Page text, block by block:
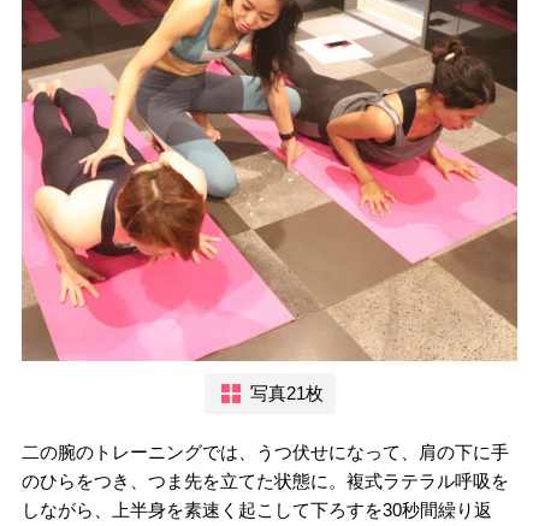
写真21枚
二の腕のトレーニングでは、うつ伏せになって、肩の下に手
のひらをつき、つま先を立てた状態に。複式ラテラル呼吸を
しながら、上半身を素速く起こして下ろすを30秒間繰り返